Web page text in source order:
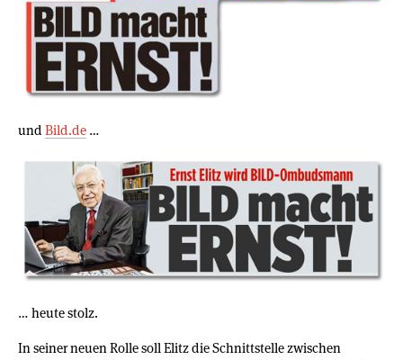
undBild.de …
… heute stolz.
In seiner neuen Rolle soll Elitz die Schnittstelle zwischen